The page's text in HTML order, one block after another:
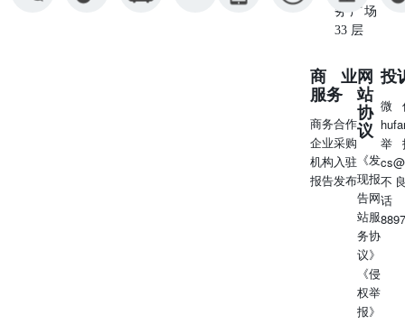
务广场
33 层
商业
服务
商务合作
企业采购
机构入驻
报告发布
网
站
协
议
《发
现报
告网
站服
务协
议》
《侵
权举
报》
投
微
举
不